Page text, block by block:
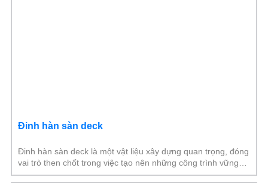
Đinh hàn sàn deck
Đinh hàn sàn deck là một vật liệu xây dựng quan trọng, đóng
vai trò then chốt trong việc tạo nên những công trình vững
chắc và an toàn. Tại